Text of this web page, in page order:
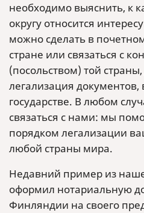
необходимо выяснить, к
округу относится
можно сделать в
стране или связаться с
(посольством) той
легализация документов,
государстве. В любом
связаться с нами: мы
порядком легализации
любой страны мира.
Недавний пример из
оформил нотариальную
Финляндии на своего